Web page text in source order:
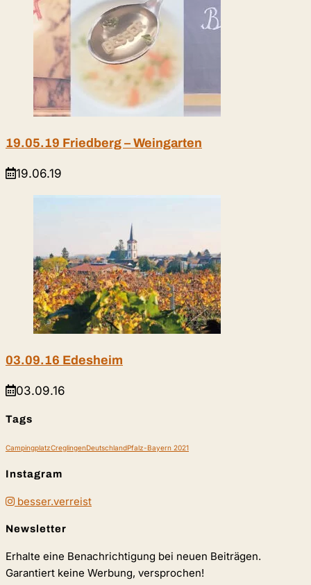
19.05.19 Friedberg – Weingarten
19.06.19
03.09.16 Edesheim
03.09.16
Tags
CampingplatzCreglingenDeutschlandPfalz-Bayern 2021
Instagram
besser.verreist
Newsletter
Erhalte eine Benachrichtigung bei neuen Beiträgen.
Garantiert keine Werbung, versprochen!